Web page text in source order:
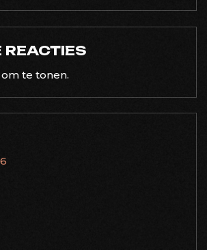
te tonen.